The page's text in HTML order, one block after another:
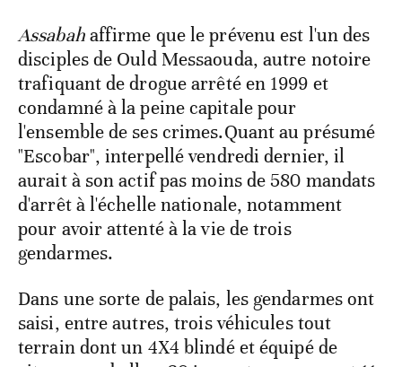
Assabahaffirme que le prévenu est l'un des
disciples de Ould Messaouda, autre notoire
trafiquant de drogue arrêté en 1999 et
condamné à la peine capitale pour
l'ensemble de ses crimes.Quant au présumé
"Escobar", interpellé vendredi dernier, il
aurait à son actif pas moins de 580 mandats
d'arrêt à l'échelle nationale, notamment
pour avoir attenté à la vie de trois
gendarmes.
Dans une sorte de palais, les gendarmes ont
saisi, entre autres, trois véhicules tout
terrain dont un 4X4 blindé et équipé de